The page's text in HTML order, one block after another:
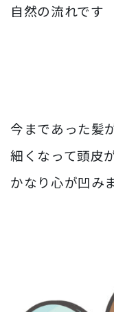
自然の流れです
今まであった髪
細くなって頭皮
かなり心が凹み